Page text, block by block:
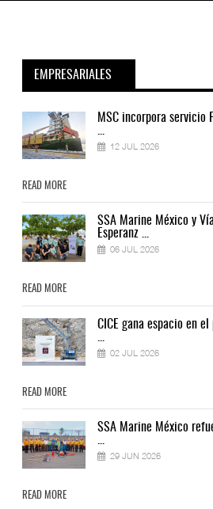
Treinta y nueve años navegando el
cambio
05 AGO 2026
portuario y servici ...
05 AGO 2026
EMPRESARIALES
MSC incorpora servicio
12 JUL 2026
READ MORE
SSA Marine México y
Esperanz ...
06 JUL 2026
READ MORE
CICE gana espacio en el
02 JUL 2026
READ MORE
SSA Marine México
...
29 JUN 2026
READ MORE